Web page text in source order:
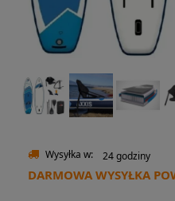
Wysyłka w: 24 godziny
DARMOWA WYSYŁKA